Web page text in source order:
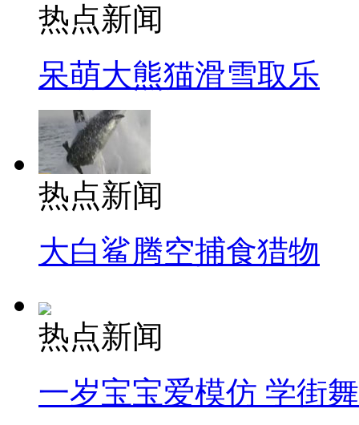
热点新闻
呆萌大熊猫滑雪取乐
热点新闻
大白鲨腾空捕食猎物
热点新闻
一岁宝宝爱模仿 学街